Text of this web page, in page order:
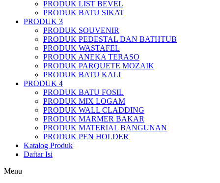
PRODUK LIST BEVEL
PRODUK BATU SIKAT
PRODUK 3
PRODUK SOUVENIR
PRODUK PEDESTAL DAN BATHTUB
PRODUK WASTAFEL
PRODUK ANEKA TERASO
PRODUK PARQUETE MOZAIK
PRODUK BATU KALI
PRODUK 4
PRODUK BATU FOSIL
PRODUK MIX LOGAM
PRODUK WALL CLADDING
PRODUK MARMER BAKAR
PRODUK MATERIAL BANGUNAN
PRODUK PEN HOLDER
Katalog Produk
Daftar Isi
Menu